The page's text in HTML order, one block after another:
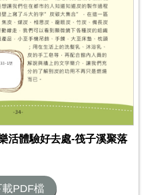
活體驗好去處-筏子溪聚落
載PDF檔